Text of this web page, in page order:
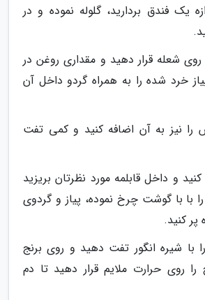
یک فندق بردارید، گلوله نموده و در
روی شعله قرار دهید و مقداری روغن در
خرد شده را به همراه گردو داخل آن
نیز به آن اضافه کنید و کمی تفت
و داخل قابلمه مورد نظرتان بریزید
با با گوشت چرخ نموده، پیاز و گردوی
کنید.
با شیره انگور تفت دهید و روی برنج
را روی حرارت ملایم قرار دهید تا دم